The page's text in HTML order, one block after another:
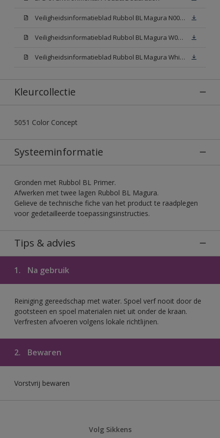
Veiligheidsinformatieblad Rubbol BL Magura N00 (SDS)
Veiligheidsinformatieblad Rubbol BL Magura W05 (SDS)
Veiligheidsinformatieblad Rubbol BL Magura White (SDS)
Kleurcollectie
5051 Color Concept
Systeeminformatie
Gronden met Rubbol BL Primer.
Afwerken met twee lagen Rubbol BL Magura.
Gelieve de technische fiche van het product te raadplegen
voor gedetailleerde toepassingsinstructies.
Tips & advies
1. Na gebruik
Reiniging gereedschap met water. Spoel verf nooit door de
gootsteen en spoel materialen niet uit onder de kraan.
Verfresten afvoeren volgens lokale richtlijnen.
2. Bewaren
Vorstvrij bewaren
Volg Sikkens